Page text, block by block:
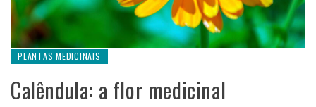
PLANTAS MEDICINAIS
Calêndula: a flor medicinal